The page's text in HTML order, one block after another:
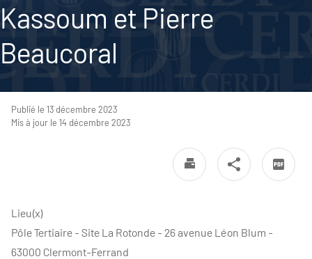
Kassoum et Pierre
Beaucoral
Publié le 13 décembre 2023
Mis à jour le 14 décembre 2023
Lieu(x)
Pôle Tertiaire - Site La Rotonde - 26 avenue Léon Blum -
63000 Clermont-Ferrand